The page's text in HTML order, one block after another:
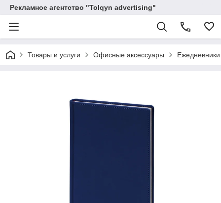
Рекламное агентство "Tolqyn advertising"
Товары и услуги Офисные аксессуары Ежедневники